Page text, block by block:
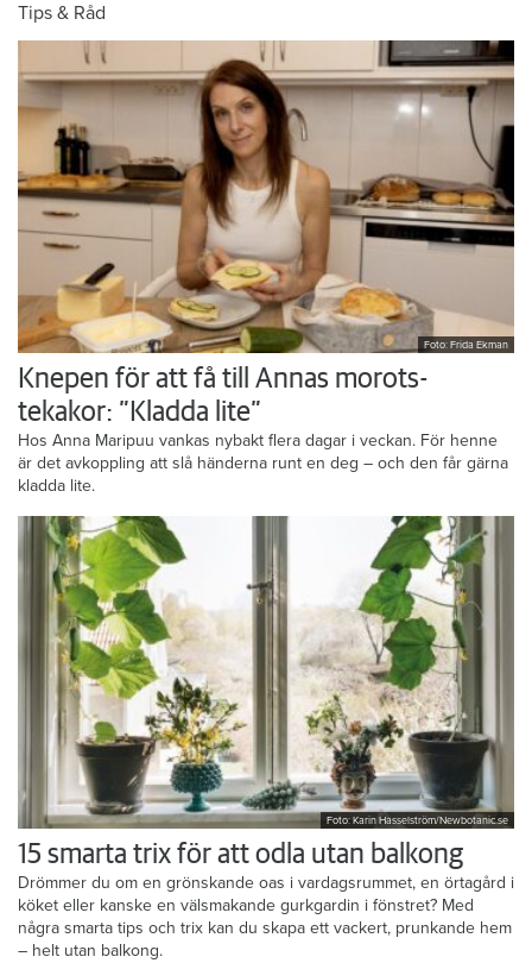
Tips & Råd
Foto: Frida Ekman
Knepen för att få till Annas morots-
tekakor: ”Kladda lite”
Hos Anna Maripuu vankas nybakt flera dagar i veckan. För henne
är det avkoppling att slå händerna runt en deg – och den får gärna
kladda lite.
Foto: Karin Hasselström/Newbotanic.se
15 smarta trix för att odla utan balkong
Drömmer du om en grönskande oas i vardagsrummet, en örtagård i
köket eller kanske en välsmakande gurkgardin i fönstret? Med
några smarta tips och trix kan du skapa ett vackert, prunkande hem
– helt utan balkong.